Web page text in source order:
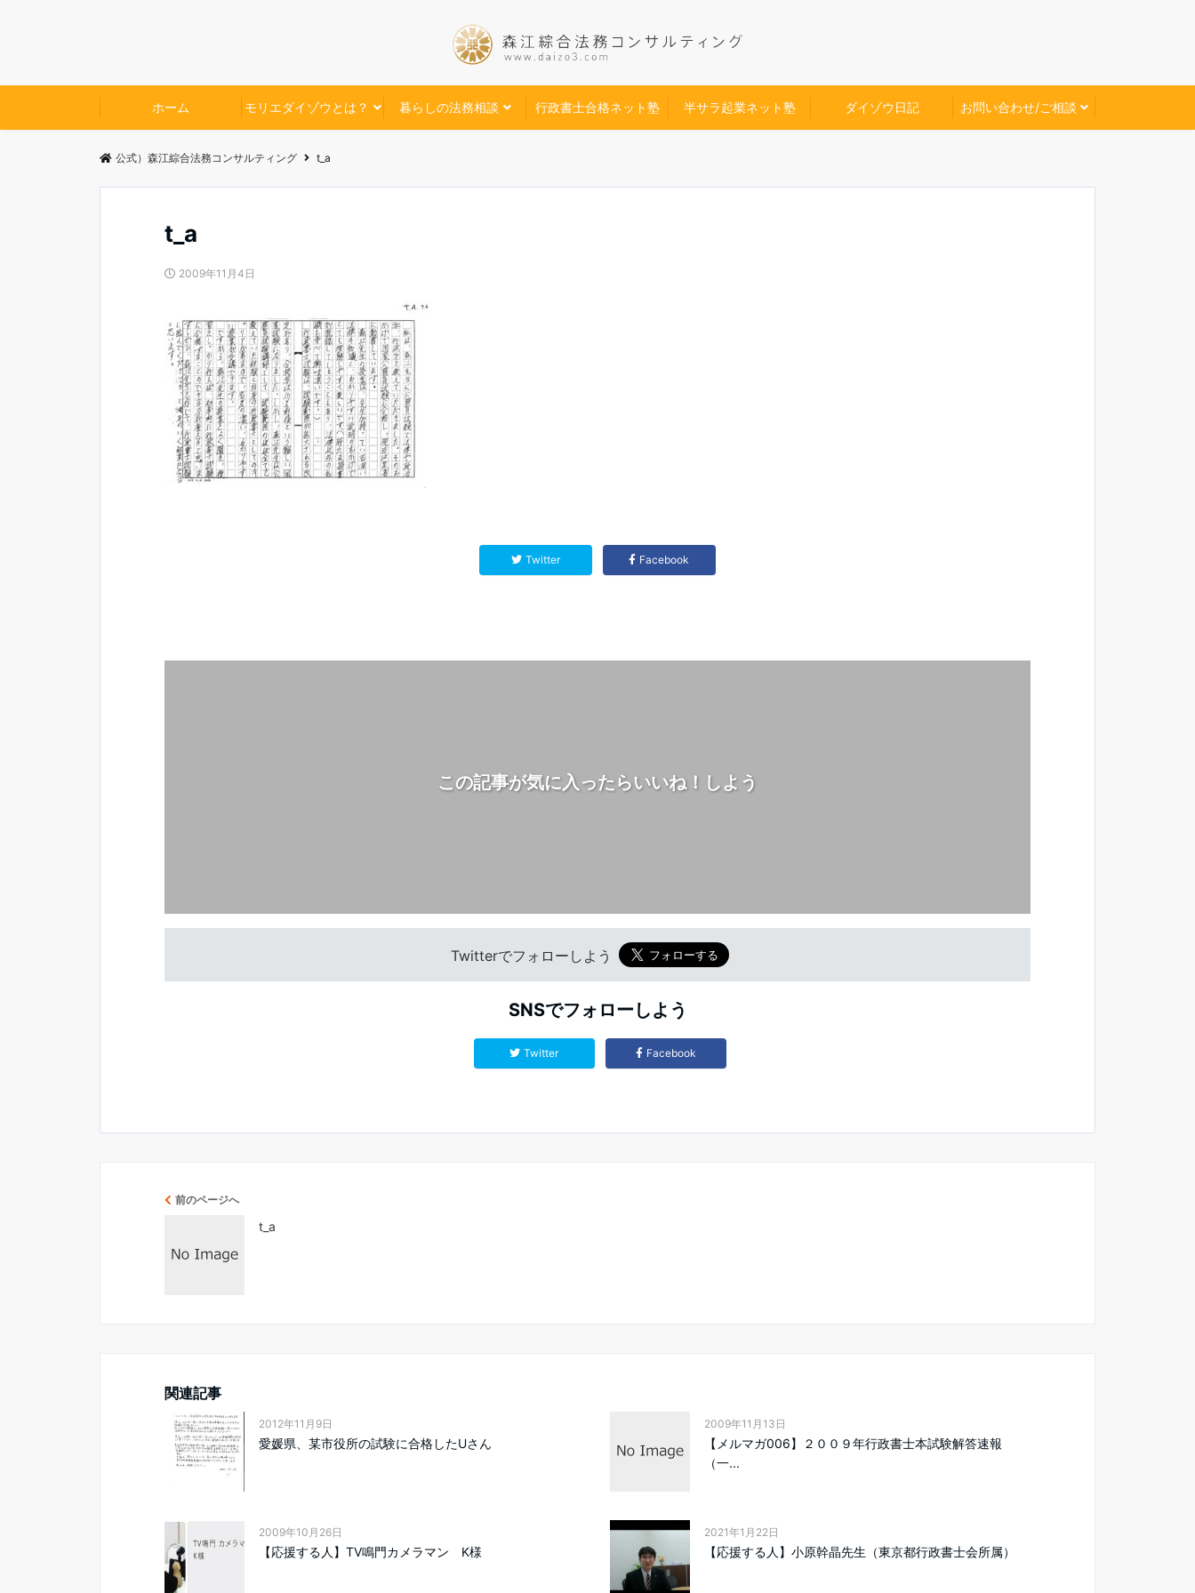
ホーム モリエダイゾウとは？ 暮らしの法務相談 行政書士合格ネット塾 半サラ起業ネット塾 ダイゾウ日記 お問い合わせ/ご相談
公式）森江綜合法務コンサルティング t_a
t_a
2009年11月4日
Twitter Facebook
この記事が気に入ったらいいね！しよう
Twitterでフォローしよう
SNSでフォローしよう
Twitter Facebook
前のページへ
t_a
関連記事
2012年11月9日
愛媛県、某市役所の試験に合格したUさん
2009年11月13日
【メルマガ006】２００９年行政書士本試験解答速報
（一...
2009年10月26日
【応援する人】TV鳴門カメラマン K様
2021年1月22日
【応援する人】小原幹晶先生（東京都行政書士会所属）